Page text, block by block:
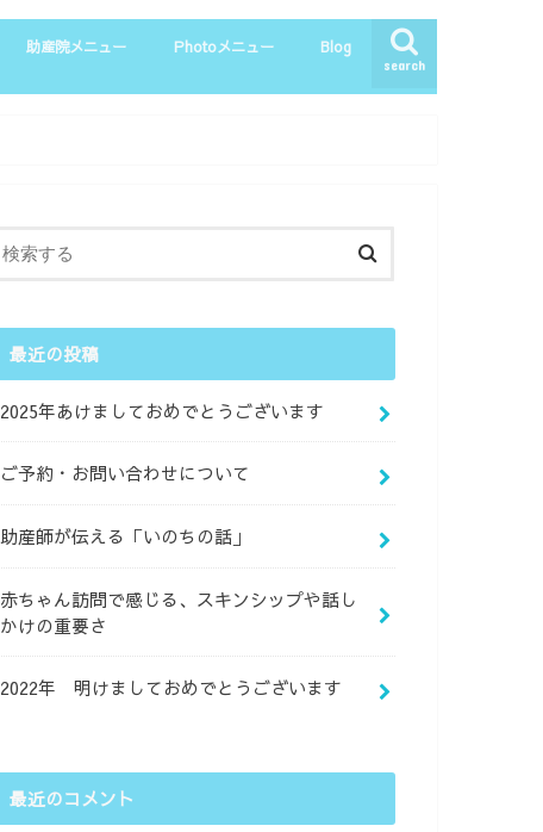
search
助産院メニュー
マタニティー整体
母乳相談
育児相談
産後・一般整体
Photoメニュー
お客さまの声
マタニティーPhoto
ニューボーンPhoto
親子Photo
Blog
最近の投稿
2025年あけましておめでとうございます
ご予約・お問い合わせについて
助産師が伝える「いのちの話」
赤ちゃん訪問で感じる、スキンシップや話し
かけの重要さ
2022年 明けましておめでとうございます
最近のコメント